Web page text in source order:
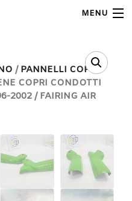
MENU
/ PANNELLI COPRI
COPRI CONDOTTI
2002 / FAIRING AIR